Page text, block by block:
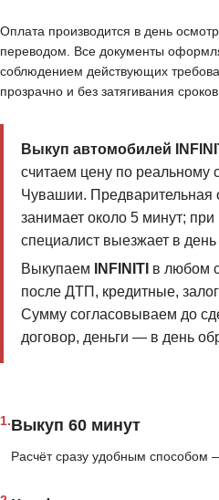
Оплата производится в день
переводом. Все документы
соблюдением действующих
прозрачно и без затягивания сроков.
Выкуп автомобилей
считаем цену по
Чувашии. Предварительная
занимает около 5 минут;
специалист выезжает в
Выкупаем
INFINITI в любом
после ДТП, кредитные,
Сумму согласовываем до
договор, деньги — в день
1.Выкуп 60 минут
Расчёт сразу удобным